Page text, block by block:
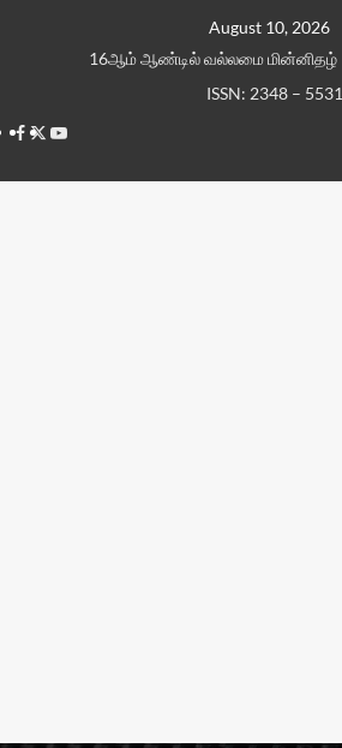
August 10, 2026
16ஆம் ஆண்டில் வல்லமை மின்னிதழ்
ISSN: 2348 – 5531
Facebook
TwitterYoutube